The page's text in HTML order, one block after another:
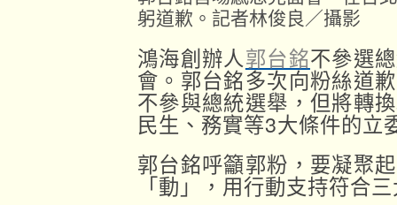
躬道歉。記者林俊良／攝影
鴻海創辦人郭台銘不參選
會。郭台銘多次向粉絲道
不參與總統選舉，但將轉
民生、務實等3大條件的立
郭台銘呼籲郭粉，要凝聚
「動」，用行動支持符合